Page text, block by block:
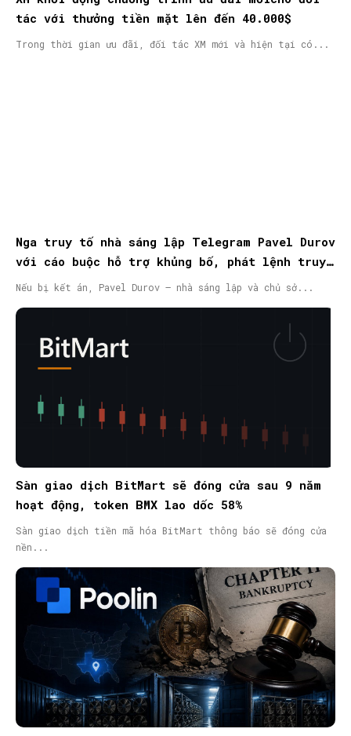
tác với thưởng tiền mặt lên đến 40.000$
Trong thời gian ưu đãi, đối tác XM mới và hiện tại có...
Nga truy tố nhà sáng lập Telegram Pavel Durov
với cáo buộc hỗ trợ khủng bố, phát lệnh truy
nã quốc tế
Nếu bị kết án, Pavel Durov – nhà sáng lập và chủ sở...
Sàn giao dịch BitMart sẽ đóng cửa sau 9 năm
hoạt động, token BMX lao dốc 58%
Sàn giao dịch tiền mã hóa BitMart thông báo sẽ đóng cửa
nền...